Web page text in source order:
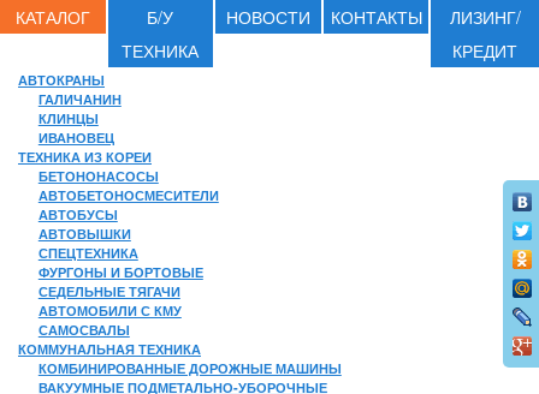
КАТАЛОГ
Б/У
ТЕХНИКА
НОВОСТИ КОНТАКТЫ
ЛИЗИНГ/
КРЕДИТ
АВТОКРАНЫ
ГАЛИЧАНИН
КЛИНЦЫ
ИВАНОВЕЦ
ТЕХНИКА ИЗ КОРЕИ
БЕТОНОНАСОСЫ
АВТОБЕТОНОСМЕСИТЕЛИ
АВТОБУСЫ
АВТОВЫШКИ
СПЕЦТЕХНИКА
ФУРГОНЫ И БОРТОВЫЕ
СЕДЕЛЬНЫЕ ТЯГАЧИ
АВТОМОБИЛИ С КМУ
САМОСВАЛЫ
КОММУНАЛЬНАЯ ТЕХНИКА
КОМБИНИРОВАННЫЕ ДОРОЖНЫЕ МАШИНЫ
ВАКУУМНЫЕ ПОДМЕТАЛЬНО-УБОРОЧНЫЕ